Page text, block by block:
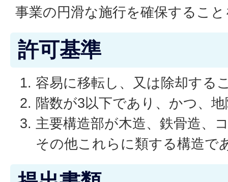
事業の円滑な施行を確保するこ
許可基準
容易に移転し、又は除却する
階数が3以下であり、かつ、
主要構造部が木造、鉄骨造、
その他これらに類する構造で